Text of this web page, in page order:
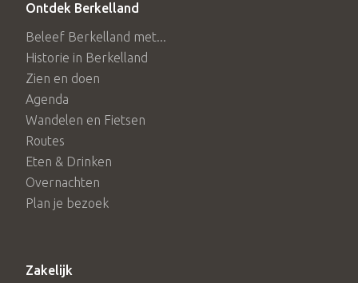
Ontdek Berkelland
Beleef Berkelland met...
Historie in Berkelland
Zien en doen
Agenda
Wandelen en Fietsen
Routes
Eten & Drinken
Overnachten
Plan je bezoek
Zakelijk